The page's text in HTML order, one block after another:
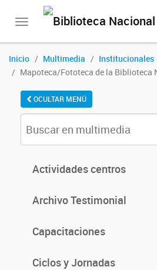
Toggle
Inicio Multimedia
Institucionales
Mapoteca/Fototeca de la Biblioteca
OCULTAR MENÚ
Actividades centros
Archivo Testimonial
Capacitaciones
Ciclos y Jornadas